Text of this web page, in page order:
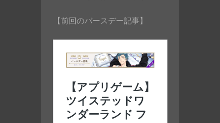
【前回のバースデー記事】